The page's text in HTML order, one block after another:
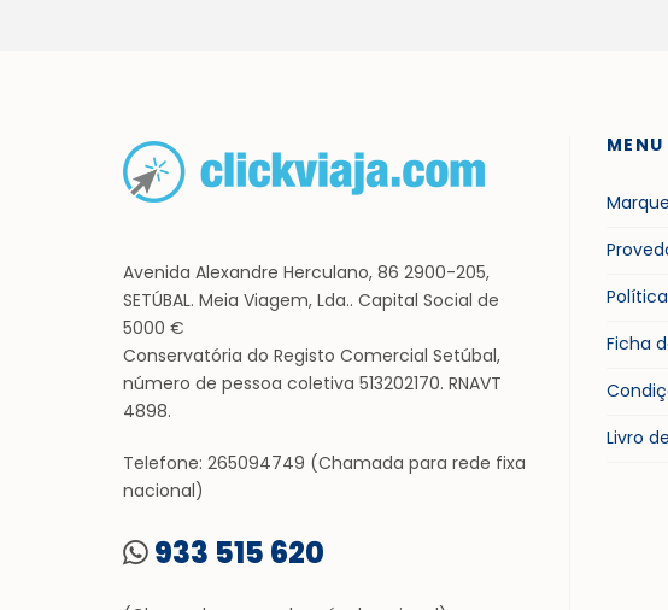
Avenida Alexandre Herculano, 86 2900-205,
SETÚBAL. Meia Viagem, Lda.. Capital Social de
5000 €
Conservatória do Registo Comercial Setúbal,
número de pessoa coletiva 513202170. RNAVT
4898.
Telefone: 265094749 (Chamada para rede fixa
nacional)
933 515 620
MENU
Ficha
Livro